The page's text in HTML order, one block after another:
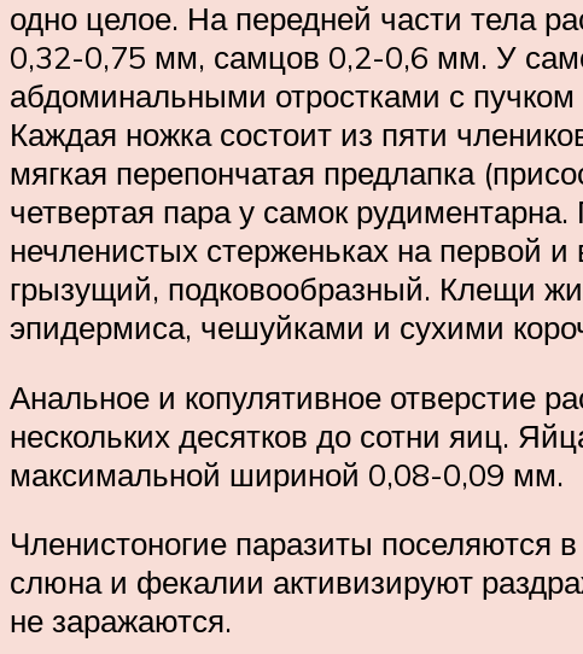
одно целое. На передней части тела
0,32-0,75 мм, самцов 0,2-0,6 мм. У
абдоминальными отростками с
Каждая ножка состоит из пяти
мягкая перепончатая предлапка
четвертая пара у самок
нечленистых стерженьках на первой
грызущий, подковообразный. Клещи
эпидермиса, чешуйками и сухими
Анальное и копулятивное отверстие
нескольких десятков до сотни яиц.
максимальной шириной 0,08-0,09 мм.
Членистоногие паразиты поселяются
слюна и фекалии активизируют
не заражаются.